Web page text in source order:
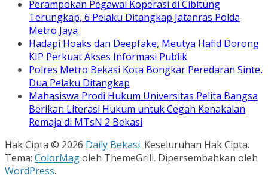
Perampokan Pegawai Koperasi di Cibitung
Terungkap, 6 Pelaku Ditangkap Jatanras Polda
Metro Jaya
Hadapi Hoaks dan Deepfake, Meutya Hafid Dorong
KIP Perkuat Akses Informasi Publik
Polres Metro Bekasi Kota Bongkar Peredaran Sinte,
Dua Pelaku Ditangkap
Mahasiswa Prodi Hukum Universitas Pelita Bangsa
Berikan Literasi Hukum untuk Cegah Kenakalan
Remaja di MTsN 2 Bekasi
Hak Cipta © 2026 Daily Bekasi. Keseluruhan Hak Cipta.
Tema: ColorMagoleh ThemeGrill. Dipersembahkan oleh
WordPress.